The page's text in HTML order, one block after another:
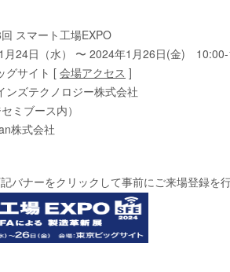
スマート工場EXPO
月24日（水） 〜 2024年1月26日(金)
グサイト [会場アクセス ]
ンズテクノロジー株式会社
ミブース内）
株式会社
バナーをクリックして事前にご来場登録を